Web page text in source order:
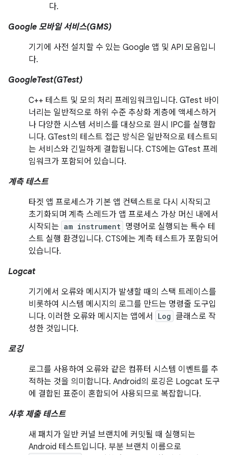
다.
Google 모바일 서비스(GMS)
기기에 사전 설치할 수 있는 Google 앱 및 API 모음입니
다.
GoogleTest(GTest)
C++ 테스트 및 모의 처리 프레임워크입니다. GTest 바이
너리는 일반적으로 하위 수준 추상화 계층에 액세스하거
나 다양한 시스템 서비스를 대상으로 원시 IPC를 실행합
니다. GTest의 테스트 접근 방식은 일반적으로 테스트되
는 서비스와 긴밀하게 결합됩니다. CTS에는 GTest 프레
임워크가 포함되어 있습니다.
계측 테스트
타겟 앱 프로세스가 기본 앱 컨텍스트로 다시 시작되고
초기화되며 계측 스레드가 앱 프로세스 가상 머신 내에서
시작되는 am instrument 명령어로 실행되는 특수 테
스트 실행 환경입니다. CTS에는 계측 테스트가 포함되어
있습니다.
Logcat
기기에서 오류와 메시지가 발생할 때의 스택 트레이스를
비롯하여 시스템 메시지의 로그를 만드는 명령줄 도구입
니다. 이러한 오류와 메시지는 앱에서
Log 클래스로 작
성한 것입니다.
로깅
로그를 사용하여 오류와 같은 컴퓨터 시스템 이벤트를 추
적하는 것을 의미합니다. Android의 로깅은 Logcat 도구
에 결합된 표준이 혼합되어 사용되므로 복잡합니다.
사후 제출 테스트
새 패치가 일반 커널 브랜치에 커밋될 때 실행되는
Android 테스트입니다. 부분 브랜치 이름으로